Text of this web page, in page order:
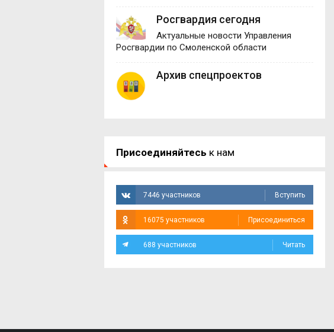
Росгвардия сегодня
Актуальные новости Управления
Росгвардии по Смоленской области
Архив спецпроектов
Присоединяйтесь к нам
7446 участников Вступить
16075 участников Присоединиться
688 участников Читать